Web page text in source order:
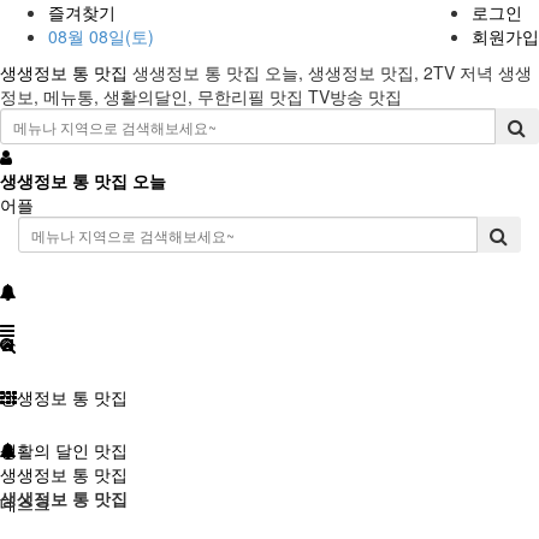
즐겨찾기
08월 08일(토)
로그인
회원가입
생생정보 통 맛집 생생정보 통 맛집 오늘, 생생정보 맛집, 2TV 저녁 생생
정보, 메뉴통, 생활의달인, 무한리필 맛집 TV방송 맛집
생생정보 통 맛집 오늘
어플
생생정보 통 맛집
생활의 달인 맛집
데스크
생생정보 통 맛집
생생정보 통 맛집